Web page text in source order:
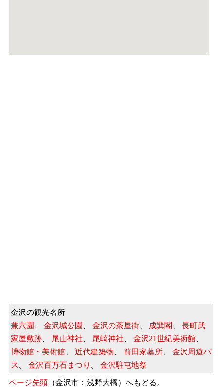
金沢の観光名所
兼六園
金沢城公園 金沢の茶屋街 成巽閣
長町武
家屋敷跡
尾山神社 尾崎神社 金沢21世紀美術館
博物館・美術館
近代建築物 前田家墓所
金沢周遊バ
ス
金沢百万石まつり 金沢駐屯地祭
ページ先頭 （金沢市：浅野大橋）へもどる。